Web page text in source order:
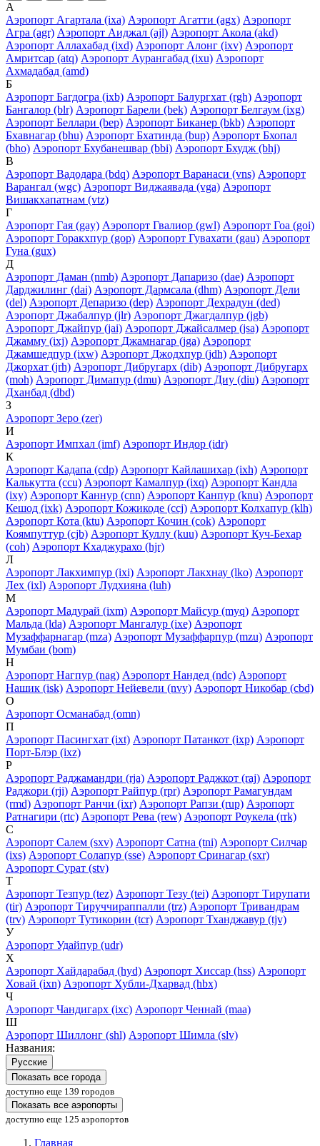
А
Аэропорт Агартала (ixa) Аэропорт Агатти (agx) Аэропорт
Агра (agr) Аэропорт Аиджал (ajl) Аэропорт Акола (akd)
Аэропорт Аллахабад (ixd) Аэропорт Алонг (ixv) Аэропорт
Амритсар (atq) Аэропорт Аурангабад (ixu) Аэропорт
Ахмадабад (amd)
Б
Аэропорт Багдогра (ixb) Аэропорт Балургхат (rgh) Аэропорт
Бангалор (blr) Аэропорт Барели (bek) Аэропорт Белгаум (ixg)
Аэропорт Беллари (bep) Аэропорт Биканер (bkb) Аэропорт
Бхавнагар (bhu) Аэропорт Бхатинда (bup) Аэропорт Бхопал
(bho) Аэропорт Бхубанешвар (bbi) Аэропорт Бхудж (bhj)
В
Аэропорт Вадодара (bdq) Аэропорт Варанаси (vns) Аэропорт
Варангал (wgc) Аэропорт Виджаявада (vga) Аэропорт
Вишакхапатнам (vtz)
Г
Аэропорт Гая (gay) Аэропорт Гвалиор (gwl) Аэропорт Гоа (goi)
Аэропорт Горакхпур (gop) Аэропорт Гувахати (gau) Аэропорт
Гуна (gux)
Д
Аэропорт Даман (nmb) Аэропорт Дапаризо (dae) Аэропорт
Дарджилинг (dai) Аэропорт Дармсала (dhm) Аэропорт Дели
(del) Аэропорт Депаризо (dep) Аэропорт Дехрадун (ded)
Аэропорт Джабалпур (jlr) Аэропорт Джагдалпур (jgb)
Аэропорт Джайпур (jai) Аэропорт Джайсалмер (jsa) Аэропорт
Джамму (ixj) Аэропорт Джамнагар (jga) Аэропорт
Джамшедпур (ixw) Аэропорт Джодхпур (jdh) Аэропорт
Джорхат (jrh) Аэропорт Дибругарх (dib) Аэропорт Дибругарх
(moh) Аэропорт Димапур (dmu) Аэропорт Диу (diu) Аэропорт
Дханбад (dbd)
З
Аэропорт Зеро (zer)
И
Аэропорт Импхал (imf) Аэропорт Индор (idr)
К
Аэропорт Кадапа (cdp) Аэропорт Кайлашихар (ixh) Аэропорт
Калькутта (ccu) Аэропорт Камалпур (ixq) Аэропорт Кандла
(ixy) Аэропорт Каннур (cnn) Аэропорт Канпур (knu) Аэропорт
Кешод (ixk) Аэропорт Кожикоде (ccj) Аэропорт Колхапур (klh)
Аэропорт Кота (ktu) Аэропорт Кочин (cok) Аэропорт
Коямпуттур (cjb) Аэропорт Куллу (kuu) Аэропорт Куч-Бехар
(coh) Аэропорт Кхаджурахо (hjr)
Л
Аэропорт Лакхимпур (ixi) Аэропорт Лакхнау (lko) Аэропорт
Лех (ixl) Аэропорт Лудхияна (luh)
М
Аэропорт Мадурай (ixm) Аэропорт Майсур (myq) Аэропорт
Мальда (lda) Аэропорт Мангалур (ixe) Аэропорт
Музаффарнагар (mza) Аэропорт Музаффарпур (mzu) Аэропорт
Мумбаи (bom)
Н
Аэропорт Нагпур (nag) Аэропорт Нандед (ndc) Аэропорт
Нашик (isk) Аэропорт Нейевели (nvy) Аэропорт Никобар (cbd)
О
Аэропорт Османабад (omn)
П
Аэропорт Пасингхат (ixt) Аэропорт Патанкот (ixp) Аэропорт
Порт-Блэр (ixz)
Р
Аэропорт Раджамандри (rja) Аэропорт Раджкот (raj) Аэропорт
Раджори (rji) Аэропорт Райпур (rpr) Аэропорт Рамагундам
(rmd) Аэропорт Ранчи (ixr) Аэропорт Рапзи (rup) Аэропорт
Ратнагири (rtc) Аэропорт Рева (rew) Аэропорт Роукела (rrk)
С
Аэропорт Салем (sxv) Аэропорт Сатна (tni) Аэропорт Силчар
(ixs) Аэропорт Солапур (sse) Аэропорт Сринагар (sxr)
Аэропорт Сурат (stv)
Т
Аэропорт Тезпур (tez) Аэропорт Тезу (tei) Аэропорт Тирупати
(tir) Аэропорт Тируччираппалли (trz) Аэропорт Тривандрам
(trv) Аэропорт Тутикорин (tcr) Аэропорт Тханджавур (tjv)
У
Аэропорт Удайпур (udr)
Х
Аэропорт Хайдарабад (hyd) Аэропорт Хиссар (hss) Аэропорт
Ховай (ixn) Аэропорт Хубли-Дхарвад (hbx)
Ч
Аэропорт Чандигарх (ixc) Аэропорт Ченнай (maa)
Ш
Аэропорт Шиллонг (shl) Аэропорт Шимла (slv)
Названия:
Русские
Показать все города
доступно еще 139 городов
Показать все аэропорты
доступно еще 125 аэропортов
Главная